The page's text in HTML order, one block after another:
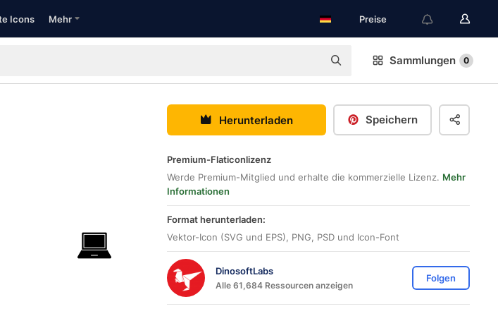
Icons Mehr Preise
Sammlungen 0
Herunterladen Speichern
Premium-Flaticonlizenz
Werde Premium-Mitglied und erhalte die kommerzielle Lizenz. Mehr
Informationen
Format herunterladen:
Vektor-Icon (SVG und EPS), PNG, PSD und Icon-Font
DinosoftLabs
Alle 61,684 Ressourcen anzeigen
Folgen